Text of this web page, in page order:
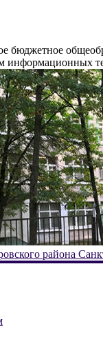
бюджетное
информационных